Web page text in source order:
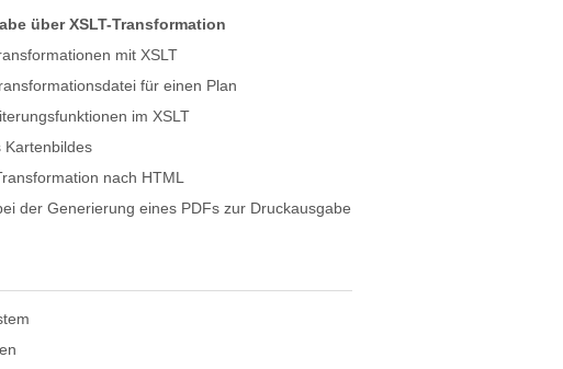
über XSLT-Transformation
mit XSLT
für einen Plan
im XSLT
Kartenbildes
nach HTML
der Generierung eines PDFs zur Druckausgabe